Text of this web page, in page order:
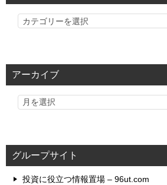
カ
リ
アーカイブ
グループサイト
投資に役立つ情報置場 – 96ut.com